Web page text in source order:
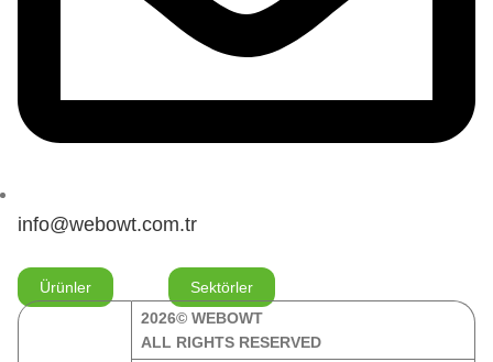
info@webowt.com.tr
Ürünler
Sektörler
2026© WEBOWT
ALL RIGHTS RESERVED